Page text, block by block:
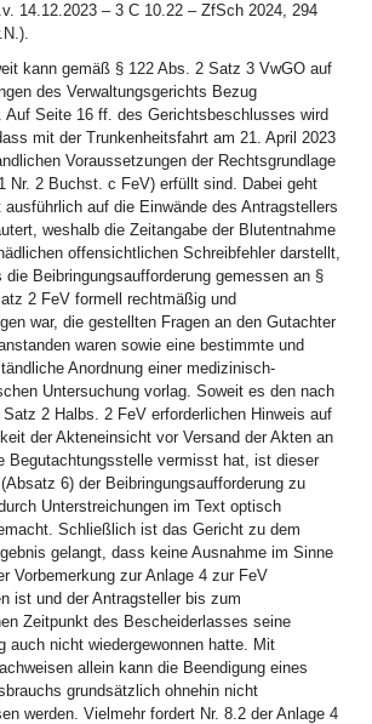
14.12.2023 – 3 C 10.22 – ZfSch 2024, 294
kann gemäß § 122 Abs. 2 Satz 3 VwGO auf
des Verwaltungsgerichts Bezug
Auf Seite 16 ff. des Gerichtsbeschlusses wird
mit der Trunkenheitsfahrt am 21. April 2023
Voraussetzungen der Rechtsgrundlage
Nr. 2 Buchst. c FeV) erfüllt sind. Dabei geht
ausführlich auf die Einwände des Antragstellers
weshalb die Zeitangabe der Blutentnahme
offensichtlichen Schreibfehler darstellt,
die Beibringungsaufforderung gemessen an §
2 FeV formell rechtmäßig und
war, die gestellten Fragen an den Gutachter
waren sowie eine bestimmte und
Anordnung einer medizinisch-
Untersuchung vorlag. Soweit es den nach
Satz 2 Halbs. 2 FeV erforderlichen Hinweis auf
der Akteneinsicht vor Versand der Akten an
Begutachtungsstelle vermisst hat, ist dieser
6) der Beibringungsaufforderung zu
Unterstreichungen im Text optisch
Schließlich ist das Gericht zu dem
gelangt, dass keine Ausnahme im Sinne
Vorbemerkung zur Anlage 4 zur FeV
ist und der Antragsteller bis zum
Zeitpunkt des Bescheiderlasses seine
auch nicht wiedergewonnen hatte. Mit
allein kann die Beendigung eines
grundsätzlich ohnehin nicht
werden. Vielmehr fordert Nr. 8.2 der Anlage 4